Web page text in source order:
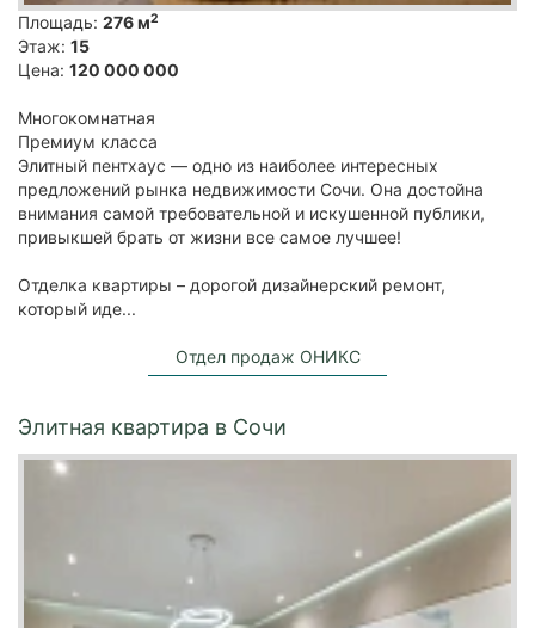
Площадь: 276 м2
Этаж: 15
Цена: 120 000 000
Многокомнатная
Премиум класса
Элитный пентхаус — одно из наиболее интересных
предложений рынка недвижимости Сочи. Она достойна
внимания самой требовательной и искушенной публики,
привыкшей брать от жизни все самое лучшее!
Отделка квартиры – дорогой дизайнерский ремонт,
который иде...
Отдел продаж ОНИКС
Элитная квартира в Сочи